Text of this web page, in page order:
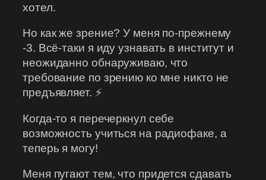
хотел.
Но как же зрение? У меня по-прежнему
-3. Всё-таки я иду узнавать в институт и
неожиданно обнаруживаю, что
требование по зрению ко мне никто не
предъявляет. ⚡️
Когда-то я перечеркнул себе
возможность учиться на радиофаке, а
теперь я могу!
Меня пугают тем, что придется сдавать